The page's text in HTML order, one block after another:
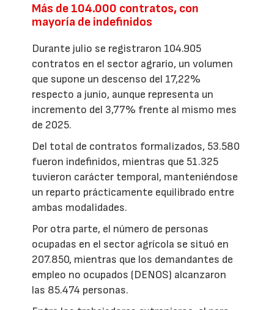
Más de 104.000 contratos, con
mayoría de indefinidos
Durante julio se registraron 104.905
contratos en el sector agrario, un volumen
que supone un descenso del 17,22%
respecto a junio, aunque representa un
incremento del 3,77% frente al mismo mes
de 2025.
Del total de contratos formalizados, 53.580
fueron indefinidos, mientras que 51.325
tuvieron carácter temporal, manteniéndose
un reparto prácticamente equilibrado entre
ambas modalidades.
Por otra parte, el número de personas
ocupadas en el sector agrícola se situó en
207.850, mientras que los demandantes de
empleo no ocupados (DENOS) alcanzaron
las 85.474 personas.